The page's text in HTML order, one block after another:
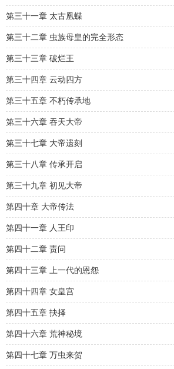
第三十一章 太古凰蝶
第三十二章 虫族母皇的完全形态
第三十三章 破烂王
第三十四章 云动四方
第三十五章 不朽传承地
第三十六章 吞天大帝
第三十七章 大帝遗刻
第三十八章 传承开启
第三十九章 初见大帝
第四十章 大帝传法
第四十一章 人王印
第四十二章 责问
第四十三章 上一代的恩怨
第四十四章 女皇宫
第四十五章 抉择
第四十六章 荒神秘境
第四十七章 万虫来贺